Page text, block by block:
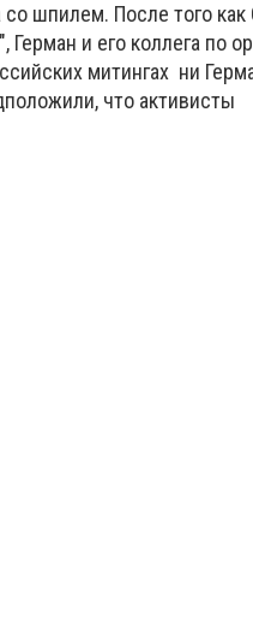
шпилем. После того
и его коллега по
митингах ни
что активисты